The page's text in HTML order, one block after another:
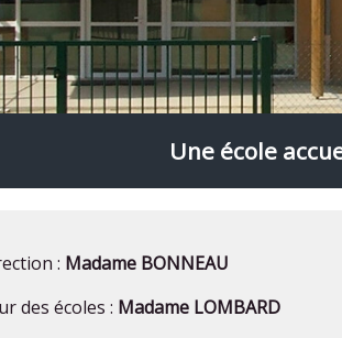
Une école
: Madame BONNEAU
des écoles : Madame LOMBARD